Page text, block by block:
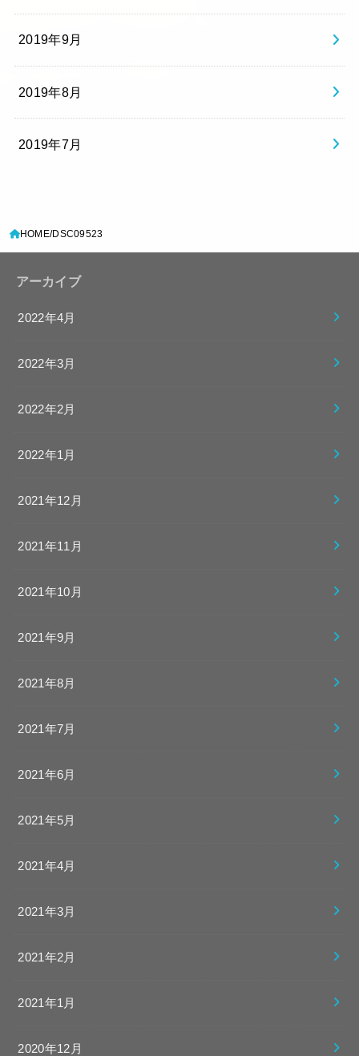
2019年9月
2019年8月
2019年7月
HOME DSC09523
アーカイブ
2022年4月
2022年3月
2022年2月
2022年1月
2021年12月
2021年11月
2021年10月
2021年9月
2021年8月
2021年7月
2021年6月
2021年5月
2021年4月
2021年3月
2021年2月
2021年1月
2020年12月